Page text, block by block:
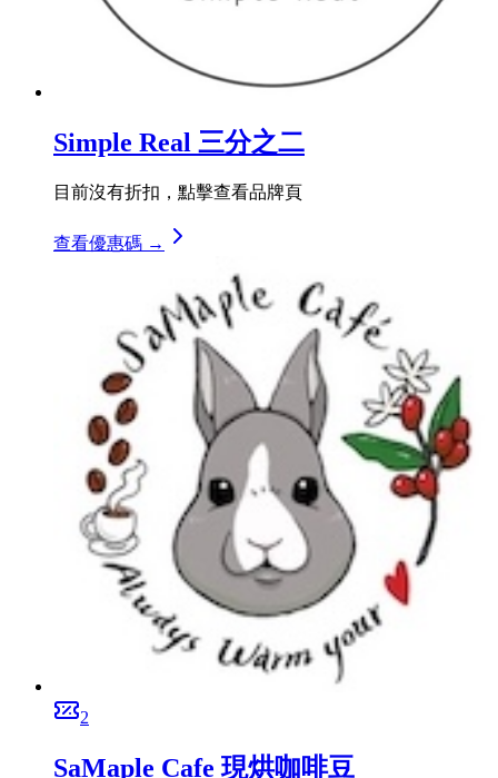
Simple Real 三分之二
目前沒有折扣，點擊查看品牌頁
查看優惠碼 →
2
SaMaple Cafe 現烘咖啡豆